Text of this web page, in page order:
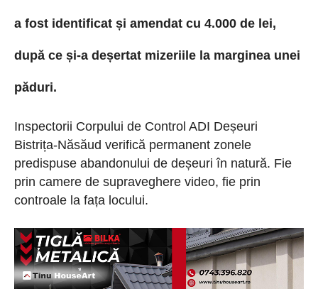
a fost identificat și amendat cu 4.000 de lei,
după ce și-a deșertat mizeriile la marginea unei
păduri.
Inspectorii Corpului de Control ADI Deșeuri
Bistrița-Năsăud verifică permanent zonele
predispuse abandonului de deșeuri în natură. Fie
prin camere de supraveghere video, fie prin
controale la fața locului.